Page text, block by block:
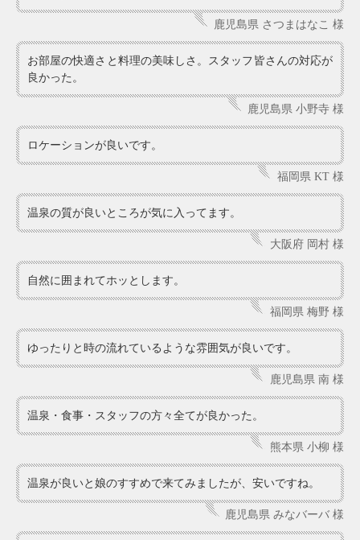
鹿児島県 さつまはなこ 様
お部屋の快適さと料理の美味しさ。スタッフ皆さんの対応が
良かった。
鹿児島県 小野寺 様
ロケーションが良いです。
福岡県 KT 様
温泉の質が良いところが気に入ってます。
大阪府 岡村 様
自然に囲まれてホッとします。
福岡県 梅野 様
ゆったりと時の流れているような雰囲気が良いです。
鹿児島県 南 様
温泉・食事・スタッフの方々全てが良かった。
熊本県 小柳 様
温泉が良いと娘のすすめで来てみましたが、安いですね。
鹿児島県 みなバーバ 様